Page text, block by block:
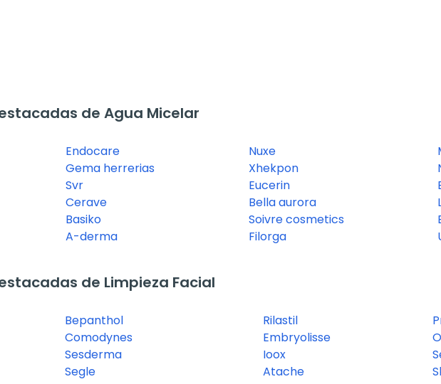
de Agua Micelar
Endocare
Gema herrerias
Svr
Cerave
Basiko
A-derma
Nuxe
Xhekpon
Eucerin
Bella aurora
Soivre cosmetics
Filorga
de Limpieza Facial
Bepanthol
Comodynes
Sesderma
Segle
Rilastil
Embryolisse
Ioox
Atache